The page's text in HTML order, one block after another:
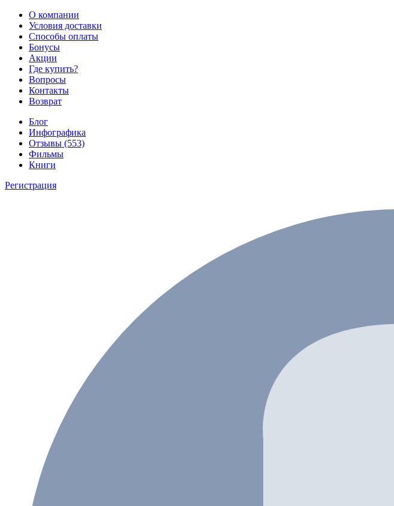
О компании
Условия доставки
Способы оплаты
Бонусы
Акции
Где купить?
Вопросы
Контакты
Возврат
Блог
Инфографика
Отзывы (553)
Фильмы
Книги
Регистрация